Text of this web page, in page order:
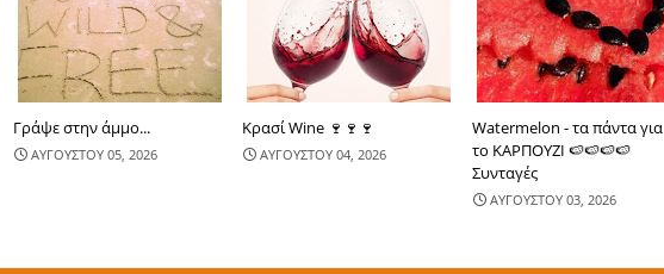
Γράψε στην άμμο...
ΑΥΓΟΥΣΤΟΥ 05, 2026
Κρασί Wine 🍷🍷🍷
ΑΥΓΟΥΣΤΟΥ 04, 2026
Watermelon - τα πάντα για
το ΚΑΡΠΟΥΖΙ 🍉🍉🍉🍉
Συνταγές
ΑΥΓΟΥΣΤΟΥ 03, 2026